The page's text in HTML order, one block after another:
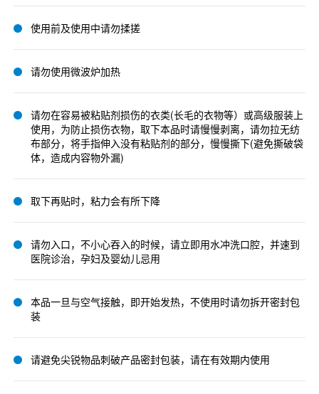
使用前及使用中请勿揉搓
请勿使用微波炉加热
请勿在容易被粘贴剂损伤的衣类(长毛的衣物等）或高级服装上
使用，为防止损伤衣物，取下本品时请慢慢剥离，请勿拉无纺
布部分，将手指伸入没有粘贴剂的部分，慢慢撕下(避免撕破袋
体，造成内容物外漏)
取下再贴时，粘力会有所下降
请勿入口，不小心吞入的时候，请立即用水冲洗口腔，并速到
医院诊治，孕妇及婴幼儿忌用
本品一旦与空气接触，即开始发热，不使用时请勿拆开密封包
装
请避免尖锐物品刺破产品密封包装，请在有效期内使用